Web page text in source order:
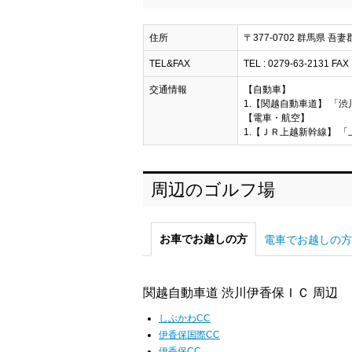
住所 〒377-0702 群馬県 吾妻
TEL&FAX TEL : 0279-63-2131
交通情報
【自動車】
1.【関越自動車道】 「
【電車・航空】
1.【ＪＲ上越新幹線】
周辺のゴルフ場
お車でお越しの方 電車でお越しの方
関越自動車道 渋川伊香保ＩＣ 周辺
しぶかわCC
伊香保国際CC